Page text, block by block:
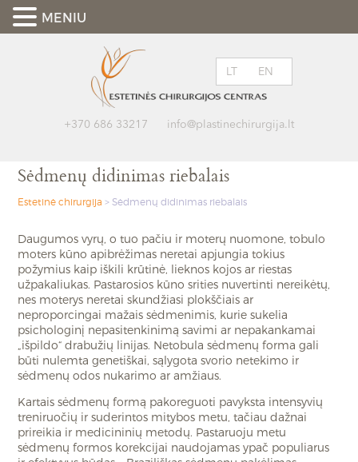
+370 686 33217 info@plastinechirurgija.lt
LT EN
Sėdmenų didinimas riebalais
Estetinė chirurgija >Sėdmenų didinimas riebalais
Daugumos vyrų, o tuo pačiu ir moterų nuomone, tobulo
moters kūno apibrėžimas neretai apjungia tokius
požymius kaip iškili krūtinė, lieknos kojos ar riestas
užpakaliukas. Pastarosios kūno srities nuvertinti nereikėtų,
nes moterys neretai skundžiasi plokščiais ar
neproporcingai mažais sėdmenimis, kurie sukelia
psichologinį nepasitenkinimą savimi ar nepakankamai
„išpildo“ drabužių linijas. Netobula sėdmenų forma gali
būti nulemta genetiškai, sąlygota svorio netekimo ir
sėdmenų odos nukarimo ar amžiaus.
Kartais sėdmenų formą pakoreguoti pavyksta intensyvių
treniruočių ir suderintos mitybos metu, tačiau dažnai
prireikia ir medicininių metodų. Pastaruoju metu
sėdmenų formos korekcijai naudojamas ypač populiarus
MENIU